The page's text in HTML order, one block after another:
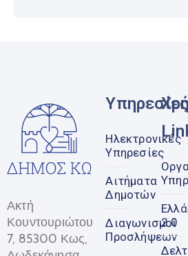
Ακτή
Κουντουριώτου
7, 85300 Κως,
Υπηρεσίες
Ηλεκτρονικές
Υπηρεσίες
Αιτήματα
Δημοτών
Διαγωνισμοί
Προσλήψεων
2.0